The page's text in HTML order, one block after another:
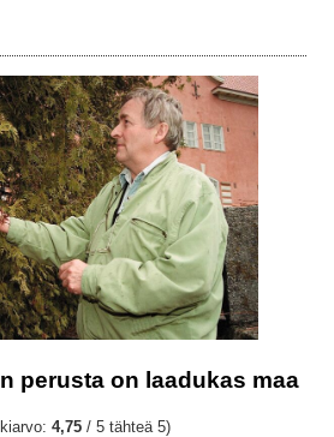
perusta on laadukas maa
4,75 / 5 tähteä 5)